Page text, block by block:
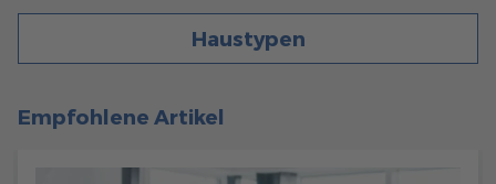
multifunktionalen Raum - sei es als Büro, Küche,
Kinderzimmer oder Entspannungsoase.
Haustypen
Empfohlene Artikel